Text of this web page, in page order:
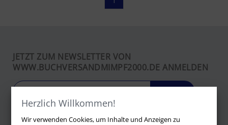
Herzlich Willkommen!
Wir verwenden Cookies, um Inhalte und Anzeigen zu
JETZT ZUM NEWSLETTER VON
WWW.BUCHVERSANDMIMPF2000.DE ANMELDEN